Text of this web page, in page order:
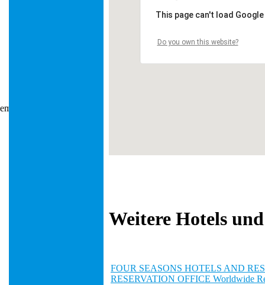
This page can't load
Do you own this website?
Weitere Hotels
FOUR SEASONS HOTELS AND
RESERVATION OFFICE Worldwide